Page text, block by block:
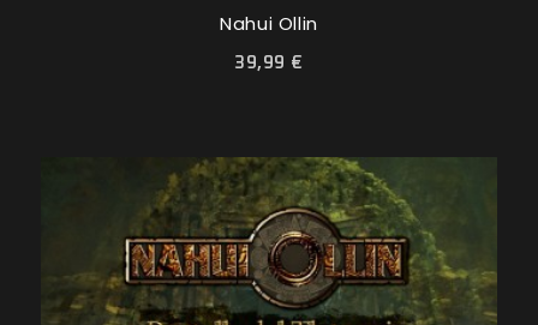
Nahui Ollin
39,99 €